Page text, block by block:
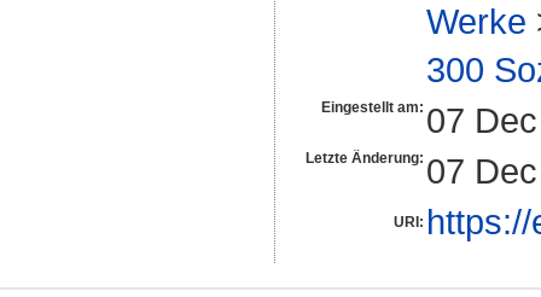
Werke
300
Eingestellt am: 07
Letzte Änderung: 07
URI: